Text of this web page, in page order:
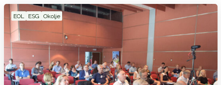
EOL ESG Okolje